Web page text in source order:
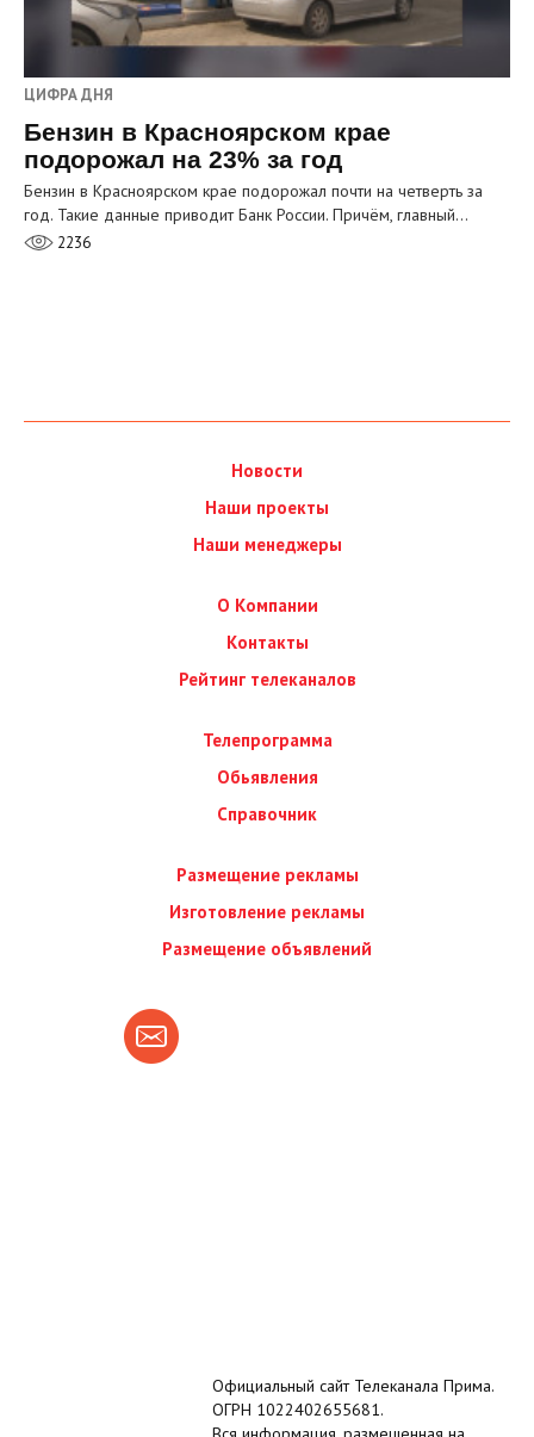
ЦИФРА ДНЯ
Бензин в Красноярском крае
подорожал на 23% за год
Бензин в Красноярском крае подорожал почти на четверть за
год. Такие данные приводит Банк России. Причём, главный…
2236
Новости
Наши проекты
Наши менеджеры
О Компании
Контакты
Рейтинг телеканалов
Телепрограмма
Обьявления
Справочник
Размещение рекламы
Изготовление рекламы
Размещение объявлений
Официальный сайт Телеканала Прима.
ОГРН 1022402655681.